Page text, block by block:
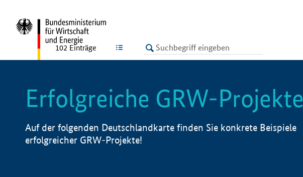
LISTE
102 Einträge
Erfolgreiche GRW-Projekte
Auf der folgenden Deutschlandkarte finden Sie konkrete Beispiele
erfolgreicher GRW-Projekte!